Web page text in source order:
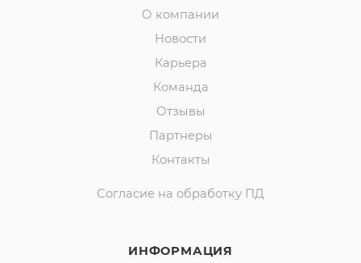
О компании
Новости
Карьера
Команда
Отзывы
Партнеры
Контакты
Согласие на обработку ПД
ИНФОРМАЦИЯ